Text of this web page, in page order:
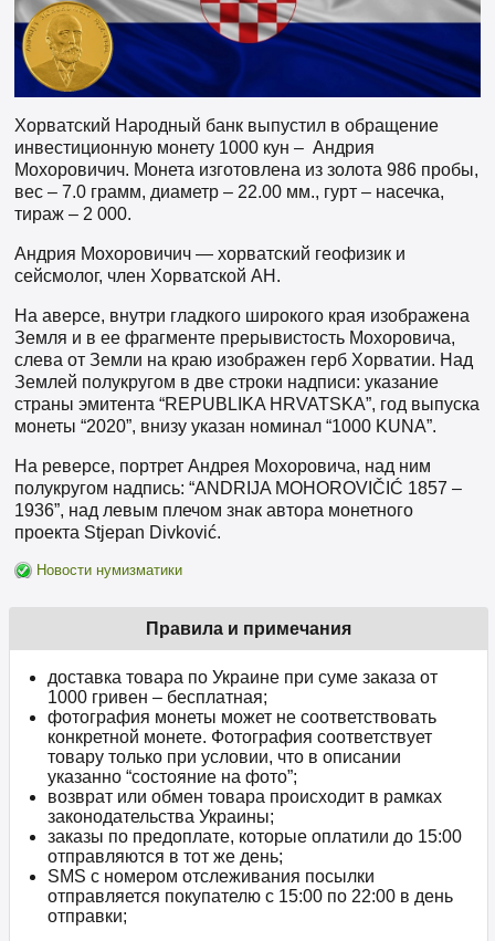
Хорватский Народный банк выпустил в обращение
инвестиционную монету 1000 кун – Андрия
Мохоровичич. Монета изготовлена из золота 986 пробы,
вес – 7.0 грамм, диаметр – 22.00 мм., гурт – насечка,
тираж – 2 000.
Андрия Мохоровичич — хорватский геофизик и
сейсмолог, член Хорватской АН.
На аверсе, внутри гладкого широкого края изображена
Земля и в ее фрагменте прерывистость Мохоровича,
слева от Земли на краю изображен герб Хорватии. Над
Землей полукругом в две строки надписи: указание
страны эмитента “REPUBLIKA HRVATSKA”, год выпуска
монеты “2020”, внизу указан номинал “1000 KUNA”.
На реверсе, портрет Андрея Мохоровича, над ним
полукругом надпись: “ANDRIJA MOHOROVIČIĆ 1857 –
1936”, над левым плечом знак автора монетного
проекта Stjepan Divković.
Новости нумизматики
Правила и примечания
доставка товара по Украине при суме заказа от
1000 гривен – бесплатная;
фотография монеты может не соответствовать
конкретной монете. Фотография соответствует
товару только при условии, что в описании
указанно “состояние на фото”;
возврат или обмен товара происходит в рамках
законодательства Украины;
заказы по предоплате, которые оплатили до 15:00
отправляются в тот же день;
SMS с номером отслеживания посылки
отправляется покупателю с 15:00 по 22:00 в день
отправки;